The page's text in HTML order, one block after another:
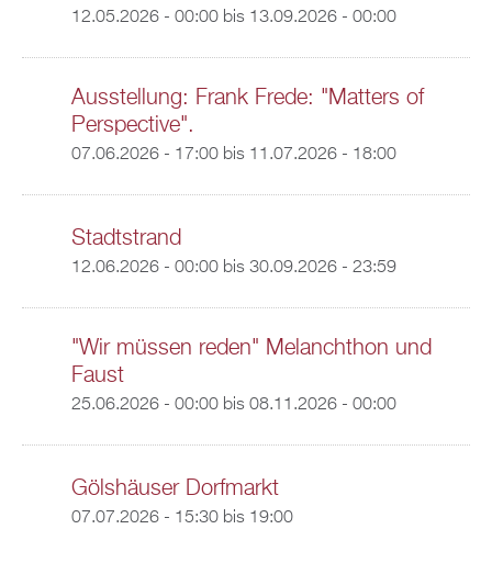
12.05.2026 - 00:00bis 13.09.2026 - 00:00
Ausstellung: Frank Frede: "Matters of
Perspective".
07.06.2026 - 17:00bis 11.07.2026 - 18:00
Stadtstrand
12.06.2026 - 00:00bis 30.09.2026 - 23:59
"Wir müssen reden" Melanchthon und
Faust
25.06.2026 - 00:00bis 08.11.2026 - 00:00
Gölshäuser Dorfmarkt
07.07.2026 - 15:30bis 19:00